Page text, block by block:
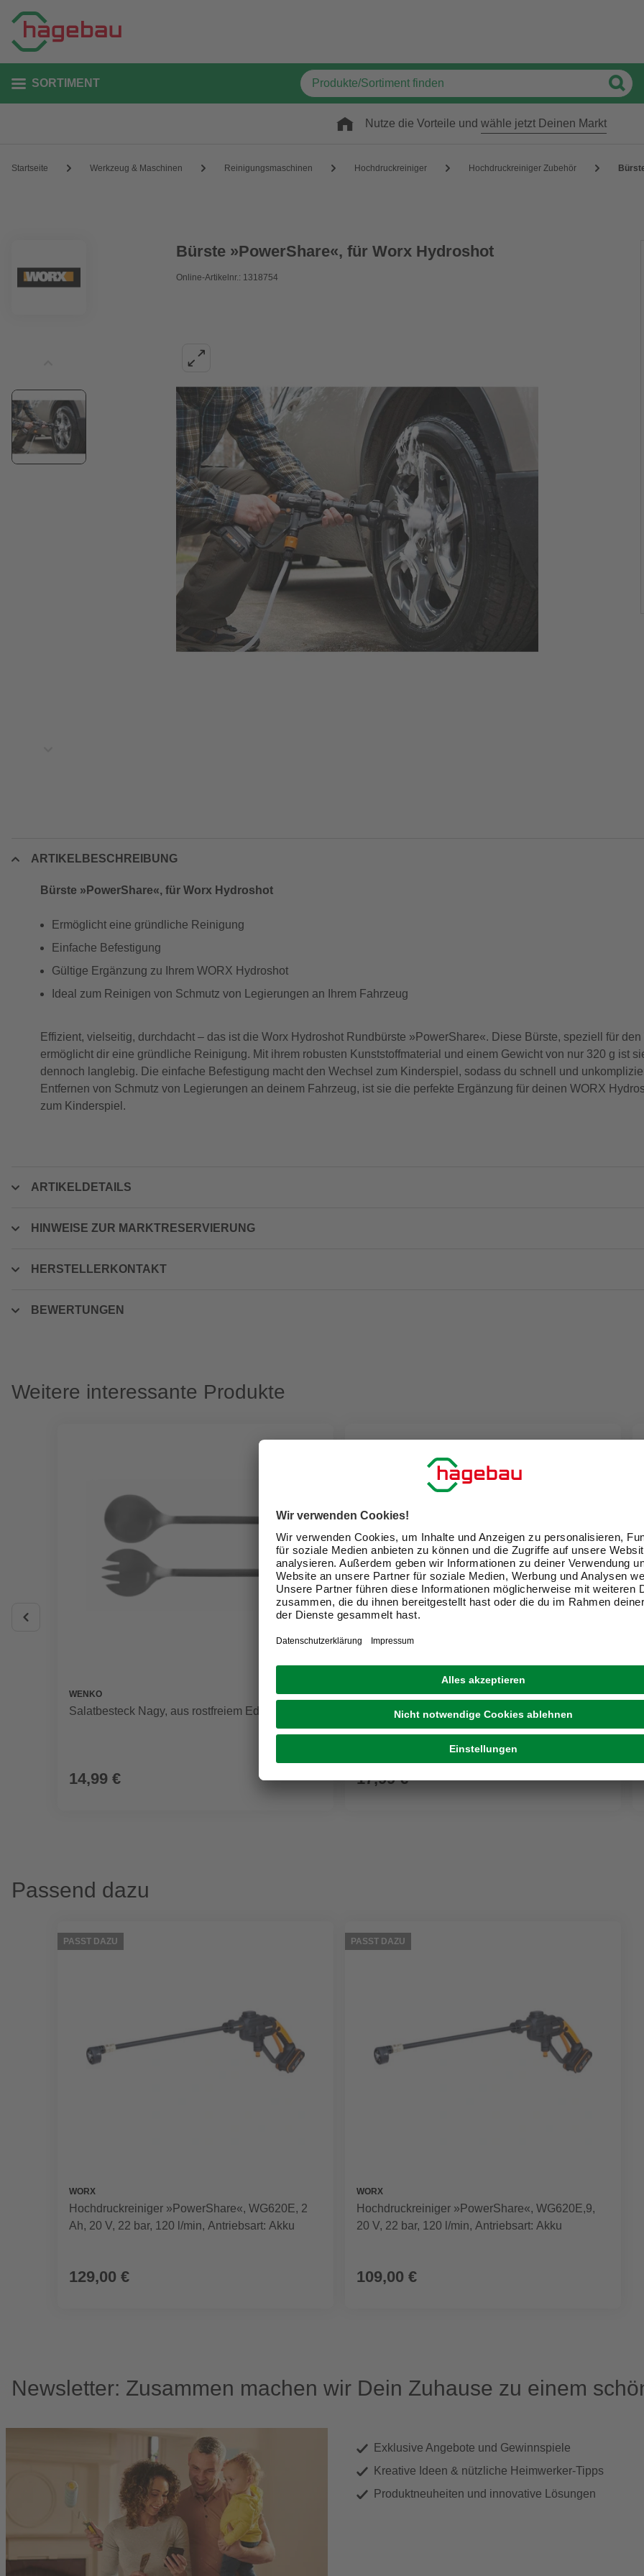
SORTIMENT
Nutze die Vorteile und wähle jetzt Deinen Markt
Startseite Werkzeug & Maschinen Reinigungsmaschinen Hochdruckreiniger Hochdruckreiniger Zubehör
Bürste »PowerShare«, für Worx Hydroshot
Online-Artikelnr.: 1318754
ARTIKELBESCHREIBUNG
Bürste »PowerShare«, für Worx Hydroshot
Ermöglicht eine gründliche Reinigung
Einfache Befestigung
Gültige Ergänzung zu Ihrem WORX Hydroshot
Ideal zum Reinigen von Schmutz von Legierungen an Ihrem Fahrzeug
Effizient, vielseitig, durchdacht – das ist die Worx Hydroshot Rundbürste »PowerShare«. Diese Bürste, speziell für
ermöglicht dir eine gründliche Reinigung. Mit ihrem robusten Kunststoffmaterial und einem Gewicht von nur 320 g ist
dennoch langlebig. Die einfache Befestigung macht den Wechsel zum Kinderspiel, sodass du schnell und
Entfernen von Schmutz von Legierungen an deinem Fahrzeug, ist sie die perfekte Ergänzung für deinen WORX
zum Kinderspiel.
ARTIKELDETAILS
HINWEISE ZUR MARKTRESERVIERUNG
HERSTELLERKONTAKT
BEWERTUNGEN
Weitere interessante Produkte
WENKO
Salatbesteck Nagy, aus rostfreiem Edelstahl
14,99 €
WORX
Fensterwischer »PowerShare«, für Worx
Hydroshot
17,99 €
Passend dazu
PASST DAZU
WORX
Hochdruckreiniger »PowerShare«, WG620E, 2
Ah, 20 V, 22 bar, 120 l/min, Antriebsart: Akku
129,00 €
PASST DAZU
WORX
Hochdruckreiniger »PowerShare«, WG620E,9,
20 V, 22 bar, 120 l/min, Antriebsart: Akku
109,00 €
Newsletter: Zusammen machen wir Dein Zuhause zu einem
Exklusive Angebote und Gewinnspiele
Kreative Ideen & nützliche Heimwerker-Tipps
Produktneuheiten und innovative Lösungen